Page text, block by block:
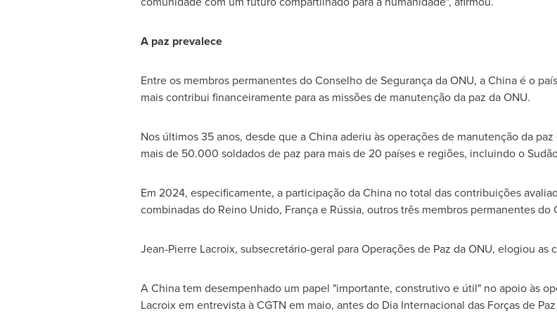
A paz prevalece
Entre os membros permanentes do Conselho de Segurança da ONU, aChinaé o
mais contribui financeiramente para as missões de manutenção da paz da ONU.
Nos últimos 35 anos, desde que aChinaaderiu às operações de manutenção da paz
mais de 50.000 soldados de paz para mais de 20 países e regiões, incluindo o
Em 2024, especificamente, a participação daChinano total das contribuições
combinadas do Reino Unido, França e Rússia, outros três membros permanentes do
Jean-Pierre Lacroix, subsecretário-geral para Operações de Paz da ONU, elogiou as
AChinatem desempenhado um papel "importante, construtivo e útil" no apoio às
Lacroix em entrevista à CGTN em maio, antes do Dia Internacional das Forças de